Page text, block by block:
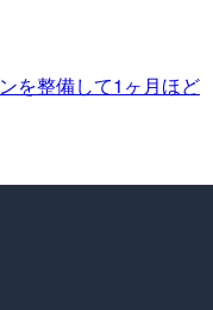
を整備して1ヶ月ほど